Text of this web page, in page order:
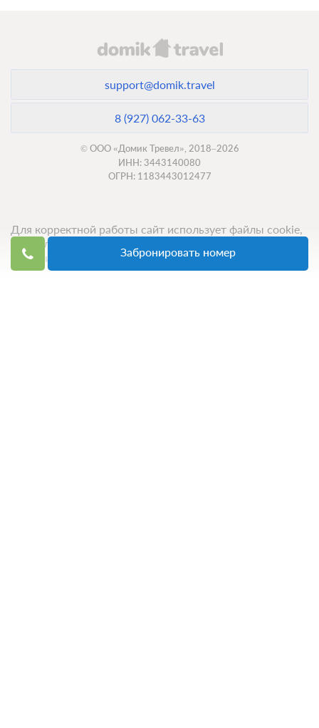
Забронировать номер
support@domik.travel
8 (927) 062-33-63
© ООО «Домик Тревел», 2018–2026
ИНН: 3443140080
ОГРН: 1183443012477
Для корректной работы сайт использует файлы cookie,
продолжение использования сервиса означает ваше
согласие с обработкой данных.